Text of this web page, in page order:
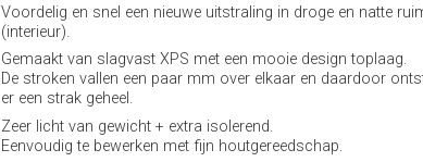
Voordelig en snel een nieuwe uitstraling in droge en natte
(interieur).
Gemaakt van slagvast XPS met een mooie design toplaag.
De stroken vallen een paar mm over elkaar en daardoor
er een strak geheel.
Zeer licht van gewicht + extra isolerend.
Eenvoudig te bewerken met fijn houtgereedschap.